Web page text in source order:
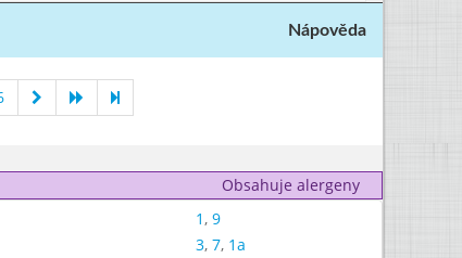
Nápověda
Obsahuje alergeny
1, 9
3, 7, 1a